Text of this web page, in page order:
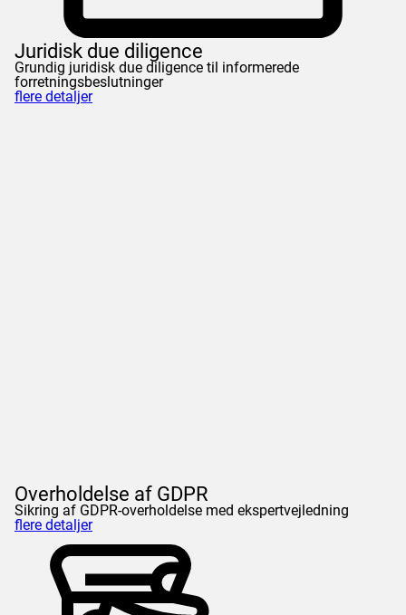
Juridisk due diligence
Grundig juridisk due diligence til informerede
forretningsbeslutninger
flere detaljer
Overholdelse af GDPR
Sikring af GDPR-overholdelse med ekspertvejledning
flere detaljer